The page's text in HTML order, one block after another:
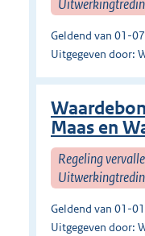
Geldend van 01-
Uitgegeven door:
Maas en
Regeling
Geldend van 01-
Uitgegeven door: